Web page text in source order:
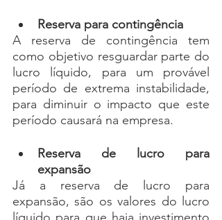
Reserva para contingência
A reserva de contingência tem
como objetivo resguardar parte do
lucro líquido, para um provável
período de extrema instabilidade,
para diminuir o impacto que este
período causará na empresa.
Reserva de lucro para
expansão
Já a reserva de lucro para
expansão, são os valores do lucro